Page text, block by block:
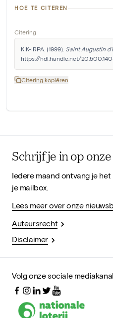
HOE TE CITEREN
Citering
KIK-IRPA. (1999). Saint Augustin
https://hdl.handle.net/
Citering kopiëren
Schrijf je in op
Iedere maand ontvang je
je mailbox.
Lees meer over onze
Auteursrecht
Disclaimer
Volg onze sociale